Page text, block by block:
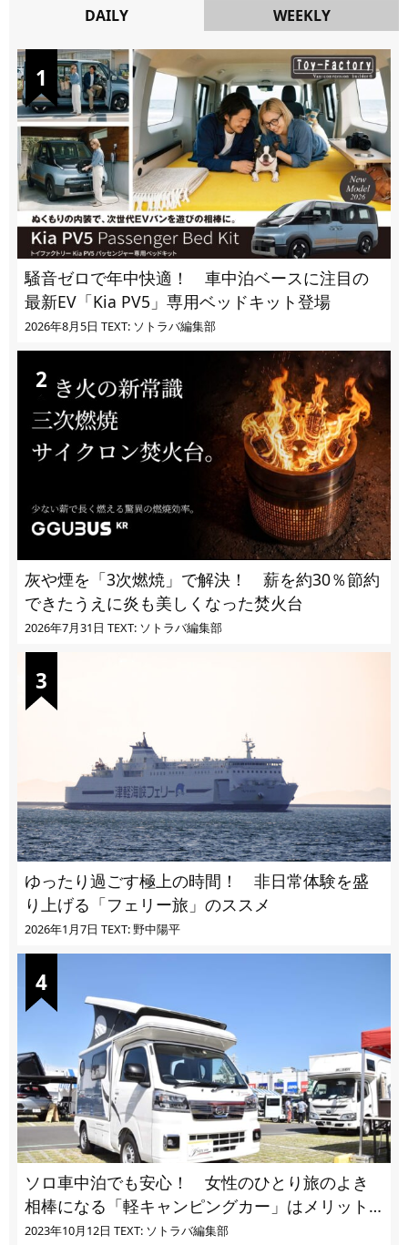
DAILY
WEEKLY
騒音ゼロで年中快適！ 車中泊ベースに注目の
最新EV「Kia PV5」専用ベッドキット登場
2026年8月5日 TEXT: ソトラバ編集部
灰や煙を「3次燃焼」で解決！ 薪を約30％節約
できたうえに炎も美しくなった焚火台
2026年7月31日 TEXT: ソトラバ編集部
ゆったり過ごす極上の時間！ 非日常体験を盛
り上げる「フェリー旅」のススメ
2026年1月7日 TEXT: 野中陽平
ソロ車中泊でも安心！ 女性のひとり旅のよき
相棒になる「軽キャンピングカー」はメリット
ばかり
2023年10月12日 TEXT: ソトラバ編集部